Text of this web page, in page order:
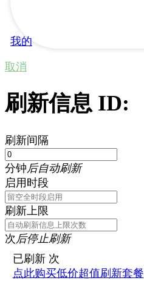
我的
取消
刷新信息 ID:
刷新间隔
分钟后自动刷新
启用时段
刷新上限
次 后停止刷新
已刷新 次
点此购买低价超值刷新套餐